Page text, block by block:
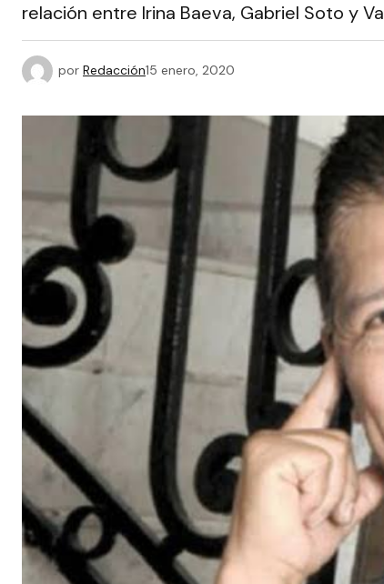
relación entre Irina Baeva, Gabriel Soto y
por Redacción15 enero, 2020